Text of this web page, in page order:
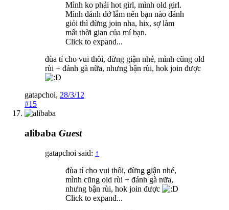
Mình ko phải hot girl, mình old girl.
Mình đánh dở lắm nên bạn nào đánh
giỏi thì đừng join nha, hix, sợ làm
mất thời gian của mí bạn.
Click to expand...
đùa tí cho vui thôi, đừng giận nhé, mình cũng old
rùi + đánh gà nữa, nhưng bận rùi, hok join được
gatapchoi, 28/3/12
#15
alibaba Guest
gatapchoi said: ↑
đùa tí cho vui thôi, đừng giận nhé,
mình cũng old rùi + đánh gà nữa,
nhưng bận rùi, hok join được
Click to expand...